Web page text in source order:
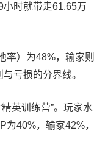
小时就带走61.65万
率）为48%，输家则
亏损的分界线。
英训练营”。玩家水
40%，输家42%，